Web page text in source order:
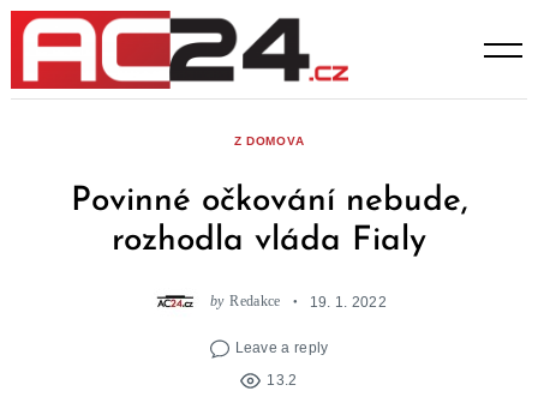
Skip
content
Z DOMOVA
Povinné očkování nebude,
rozhodla vláda Fialy
by Redakce 19. 1. 2022
Leave a reply
13.2